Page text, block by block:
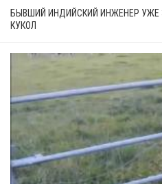
БЫВШИЙ ИНДИЙСКИЙ ИНЖЕНЕР УЖЕ
КУКОЛ